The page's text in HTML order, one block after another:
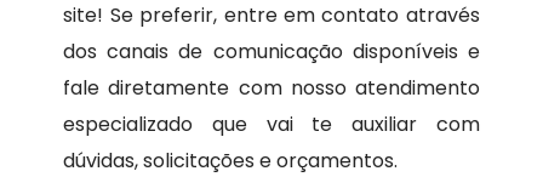
site! Se preferir, entre em contato através
dos canais de comunicação disponíveis e
fale diretamente com nosso atendimento
especializado que vai te auxiliar com
dúvidas, solicitações e orçamentos.